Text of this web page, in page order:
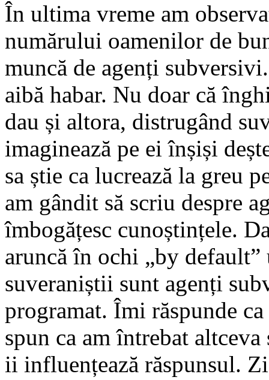
În ultima vreme am
numărului oamenilor de
muncă de agenți
aibă habar. Nu doar că
dau și altora, distrugând
imaginează pe ei înșiși
sa știe ca lucrează la greu
am gândit să scriu despre
îmbogățesc cunoștințele.
aruncă în ochi „by
suveraniștii sunt agenți
programat. Îmi răspunde
spun ca am întrebat
ii influențează răspunsul.